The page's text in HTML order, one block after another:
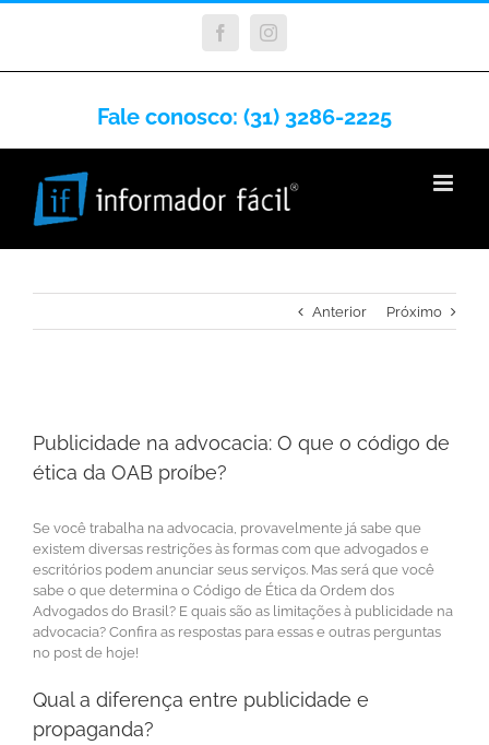
FacebookInstagram
Fale conosco: (31) 3286-2225
Anterior Próximo
Image
Publicidade na advocacia: O que o código de
ética da OAB proíbe?
Se você trabalha na advocacia, provavelmente já sabe que
existem diversas restrições às formas com que advogados e
escritórios podem anunciar seus serviços. Mas será que você
sabe o que determina o Código de Ética da Ordem dos
Advogados do Brasil? E quais são as limitações à publicidade na
advocacia? Confira as respostas para essas e outras perguntas
no post de hoje!
Qual a diferença entre publicidade e
propaganda?